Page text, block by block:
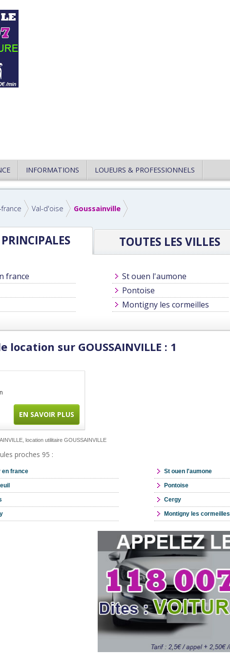
INFORMATIONS LOUEURS & PROFESSIONNELS
Val-d'oise Goussainville
TOUTES LES VILLES
france St ouen l'aumone
Pontoise
Montigny les cormeilles
location sur GOUSSAINVILLE : 1
EN SAVOIR PLUS
location utilitaire GOUSSAINVILLE
proches 95 :
en france St ouen l'aumone
Pontoise
Cergy
Montigny les cormeilles